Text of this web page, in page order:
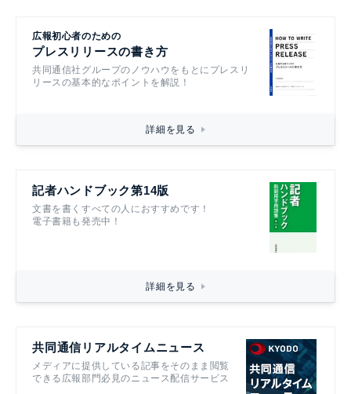
広報初心者のための
プレスリリースの書き方
共同通信社グループのノウハウをもとにプレスリ
リースの基本的なポイントを解説！
詳細を見る
記者ハンドブック第14版
文書を書くすべての人におすすめです！
電子書籍も発売中！
詳細を見る
共同通信リアルタイムニュース
メディアに提供している記事をそのまま閲覧
できる広報部門必見のニュース配信サービス